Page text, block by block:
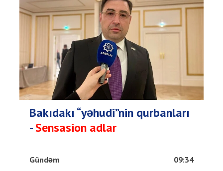
Bakıdakı “yəhudi”nin qurbanları
-Sensasion adlar
Gündəm 09:34